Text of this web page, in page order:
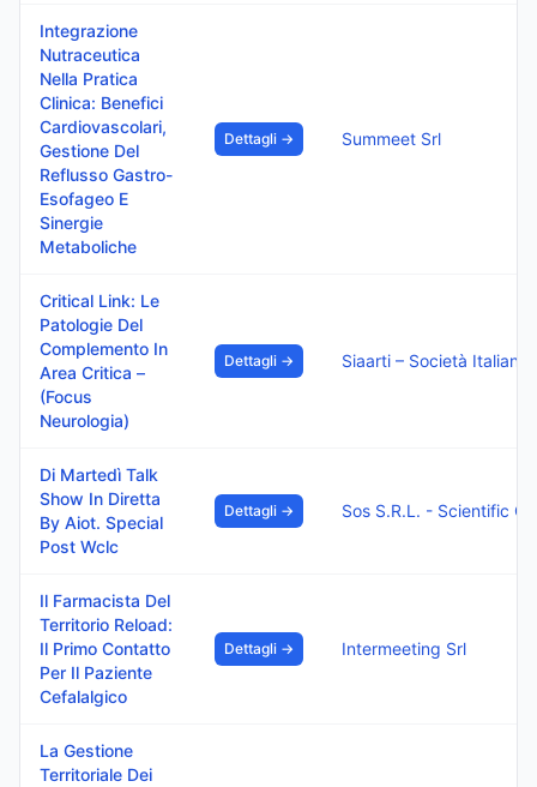
Integrazione
Nutraceutica
Nella Pratica
Clinica: Benefici
Cardiovascolari,
Gestione Del
Reflusso Gastro-
Esofageo E
Sinergie
Metaboliche
Dettagli → Summeet Srl
Critical Link: Le
Patologie Del
Complemento In
Area Critica –
(Focus
Neurologia)
Dettagli →
Di Martedì Talk
Show In Diretta
By Aiot. Special
Post Wclc
Dettagli →
Il Farmacista Del
Territorio Reload:
Il Primo Contatto
Per Il Paziente
Cefalalgico
Dettagli → Intermeeting Srl
La Gestione
Territoriale Dei